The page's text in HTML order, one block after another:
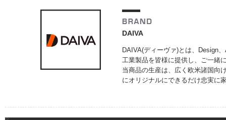
DAIVA
DAIVA(ディーヴァ)とは、Design
工業製品を皆様に提供し、ご一緒
当商品の生産は、広く欧米諸国向
にオリジナルにできるだけ忠実に